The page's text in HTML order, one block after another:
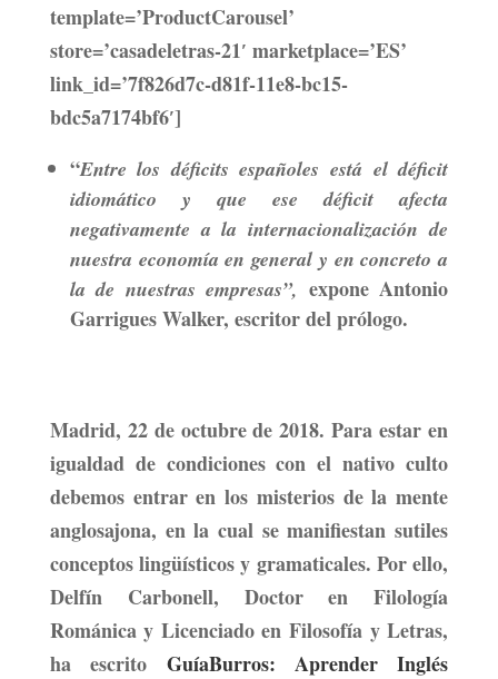
template=’ProductCarousel’
store=’casadeletras-21′ marketplace=’ES’
link_id=’7f826d7c-d81f-11e8-bc15-
bdc5a7174bf6′]
“Entre los déficits españoles está el déficit
idiomático y que ese déficit afecta
negativamente a la internacionalización de
nuestra economía en general y en concreto a
la de nuestras empresas”, expone Antonio
Garrigues Walker, escritor del prólogo.
Madrid, 22 de octubre de 2018.Para estar en
igualdad de condiciones con el nativo culto
debemos entrar en los misterios de la mente
anglosajona, en la cual se manifiestan sutiles
conceptos lingüísticos y gramaticales. Por ello,
Delfín Carbonell, Doctor en Filología
Románica y Licenciado en Filosofía y Letras,
ha escrito GuíaBurros: Aprender Inglés